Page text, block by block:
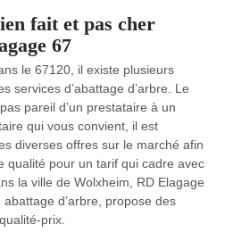
fait et pas cher
67
le 67120, il existe plusieurs
services d’abattage d’arbre. Le
pareil d’un prestataire à un
qui vous convient, il est
diverses offres sur le marché afin
qualité pour un tarif qui cadre avec
la ville de Wolxheim, RD Elagage
d’arbre, propose des
prix.